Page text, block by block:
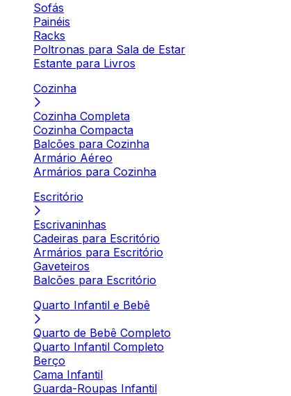
Sofás
Painéis
Racks
Poltronas para Sala de Estar
Estante para Livros
Cozinha
Cozinha Completa
Cozinha Compacta
Balcões para Cozinha
Armário Aéreo
Armários para Cozinha
Escritório
Escrivaninhas
Cadeiras para Escritório
Armários para Escritório
Gaveteiros
Balcões para Escritório
Quarto Infantil e Bebê
Quarto de Bebê Completo
Quarto Infantil Completo
Berço
Cama Infantil
Guarda-Roupas Infantil